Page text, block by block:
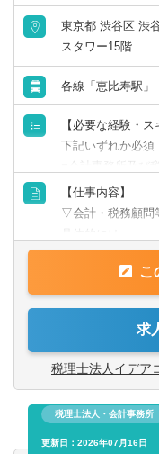
お任せしていきま
※基本的には、月
します。
※巡回監査や資料
心です。
も可能です。
東京都 渋谷区 渋
スタワー15階
各線「恵比寿駅」
【必要な経験・ス
下記いずれか必須
■会計事務所及び
■税理士科目合格
※国税出身者歓迎
＜歓迎経験＞
※現在通学してい
複数名おり、週2
※時短勤務なども
【仕事内容】
▽会計・税務顧問
■毎月の試算表作
■各種確定申告
■源泉徴収業務
■各種税務相談
■各官公庁への届
■資産税、相続税
こ
求
税理士法人イデア
税理士法人・会計事務所
更新日：2026年07月16日